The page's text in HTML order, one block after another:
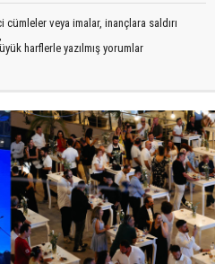
veya imalar, inançlara saldırı
harflerle yazılmış yorumlar